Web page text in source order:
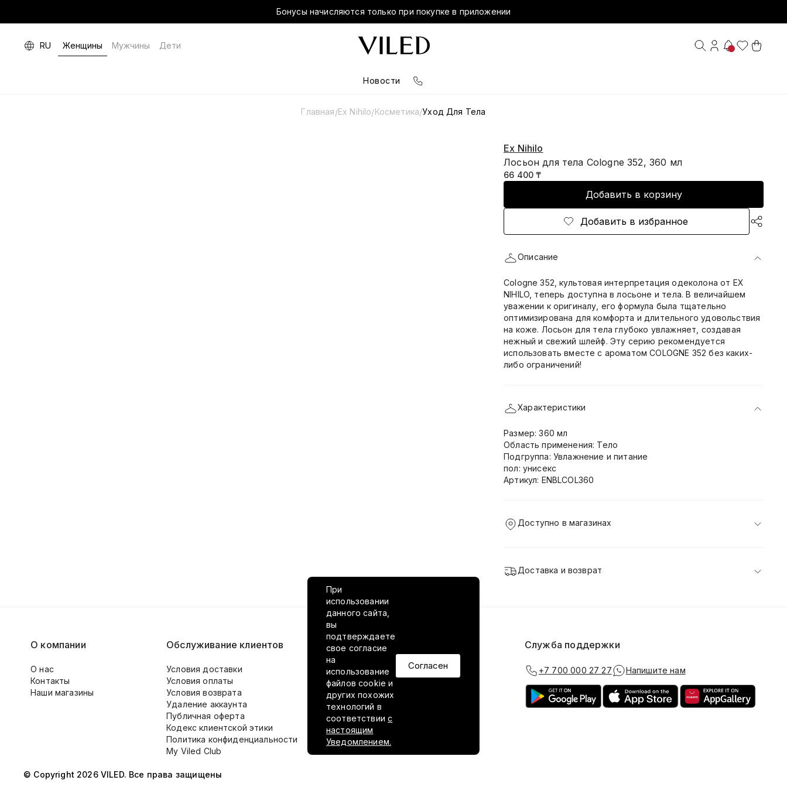
Бонусы начисляются только при покупке в приложении
RU Женщины Мужчины Дети
Новости
Главная/Ex Nihilo/Косметика/Уход Для Тела
Ex Nihilo
Лосьон для тела Cologne 352, 360 мл
66 400 ₸
Добавить в корзину
Добавить в избранное
Описание
Cologne 352, культовая интерпретация одеколона от EX
NIHILO, теперь доступна в лосьоне и тела. В величайшем
уважении к оригиналу, его формула была тщательно
оптимизирована для комфорта и длительного удовольствия
на коже. Лосьон для тела глубоко увлажняет, создавая
нежный и свежий шлейф. Эту серию рекомендуется
использовать вместе с ароматом COLOGNE 352 без каких-
либо ограничений!
Характеристики
Размер: 360 мл
Область применения: Тело
Подгруппа: Увлажнение и питание
пол: унисекс
Артикул: ENBLCOL360
Доступно в магазинах
Доставка и возврат
При
использовании
данного сайта,
вы
подтверждаете
свое согласие
на
использование
файлов cookie и
других похожих
технологий в
соответствиис
настоящим
Уведомлением.
Согласен
О компании
О нас
Контакты
Наши магазины
Обслуживание клиентов
Условия доставки
Условия оплаты
Условия возврата
Удаление аккаунта
Публичная оферта
Кодекс клиентской этики
Политика конфиденциальности
My Viled Club
VILED в соцсетях Служба поддержки
+7 700 000 27 27 Напишите нам
© Copyright 2026 VILED. Все права защищены